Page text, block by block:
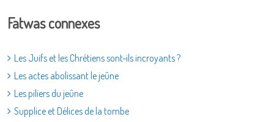
Fatwas connexes
Les Juifs et les Chrétiens sont-ils incroyants ?
Les actes abolissant le jeûne
Les piliers du jeûne
Supplice et Délices de la tombe